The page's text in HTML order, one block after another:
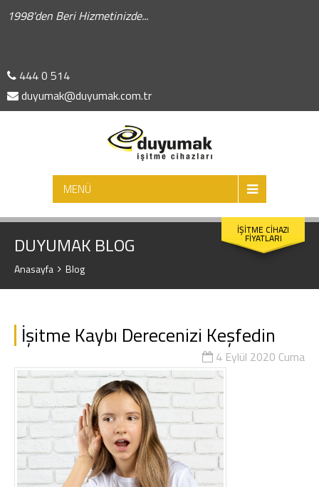
1998'den Beri Hizmetinizde...
444 0 514
duyumak@duyumak.com.tr
MENÜ
İŞİTME CİHAZI
FİYATLARI
DUYUMAK BLOG
Anasayfa Blog
İşitme Kaybı Derecenizi Keşfedin
4 Eylül 2020 Cuma